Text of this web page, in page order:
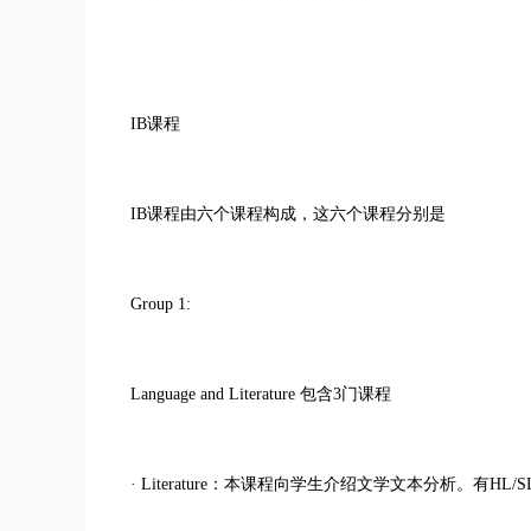
IB课程
IB课程由六个课程构成，这六个课程分别是
Group 1:
Language and Literature 包含3门课程
· Literature：本课程向学生介绍文学文本分析。有HL/